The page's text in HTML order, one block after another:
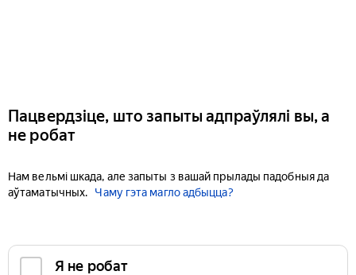
Пацвердзіце, што запыты адпраўлялі вы, а
не робат
Нам вельмі шкада, але запыты з вашай прылады падобныя да
аўтаматычных.
Чаму гэта магло адбыцца?
Я не робат